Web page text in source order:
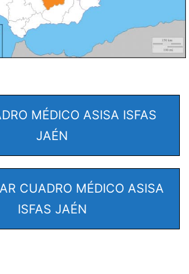
MÉDICO ASISA ISFAS
JAÉN
CUADRO MÉDICO ASISA
ISFAS JAÉN